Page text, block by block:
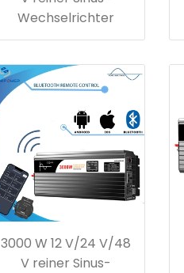
Wechselrichter
3000 W 12 V/24 V/48
V reiner Sinus-